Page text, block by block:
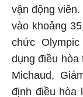
vận động
vào khoảng
chức
dụng điều hòa
Michaud,
định điều hòa